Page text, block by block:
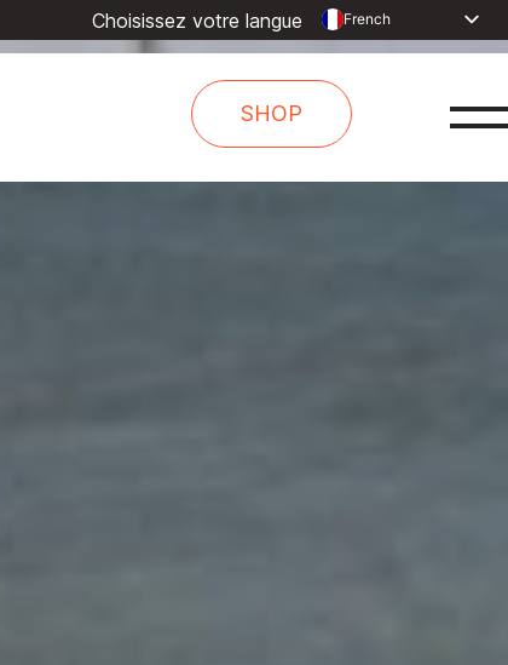
Choisissez votre langue French
Dutch
Arabic
SHOP